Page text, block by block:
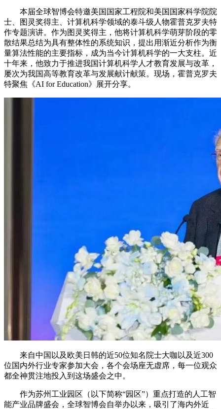
本届全球智博会特邀美国国家工程院和美国国家科学院院
士、图灵奖得主、计算机科学领域的泰斗级人物霍普克罗夫特
作专题演讲。作为图灵奖得主，他将计算机科学萌芽阶段的零
散结果总结为具有整体性的系统知识，提出用渐近分析作为衡
量算法性能的主要指标，成为当今计算机科学的一大支柱。近
十年来，他致力于推进我国计算机科学人才教育发展与改革，
屡次为我国高等教育改革与发展献计献策。现场，霍普克罗夫
特聚焦《AI for Education》展开分享。
来自中国以及欧美日韩的近50位知名院士大咖以及近300
位国内外行业专家参加大会，各个会场座无虚席，每一位观众
都全神贯注地投入到这场盛会之中。
作为苏州工业园区（以下简称“园区”）重点打造的人工智
能产业品牌盛会，全球智博会自举办以来，吸引了海内外近